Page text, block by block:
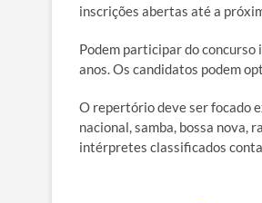
inscrições abertas até a
Podem participar do
anos. Os candidatos podem
O repertório deve ser focado
nacional, samba, bossa nova,
intérpretes classificados